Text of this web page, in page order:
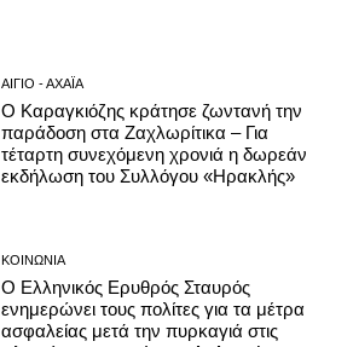
ΑΊΓΙΟ - ΑΧΑΪ́Α
Ο Καραγκιόζης κράτησε ζωντανή την
παράδοση στα Ζαχλωρίτικα – Για
τέταρτη συνεχόμενη χρονιά η δωρεάν
εκδήλωση του Συλλόγου «Ηρακλής»
ΚΟΙΝΩΝΊΑ
Ο Ελληνικός Ερυθρός Σταυρός
ενημερώνει τους πολίτες για τα μέτρα
ασφαλείας μετά την πυρκαγιά στις